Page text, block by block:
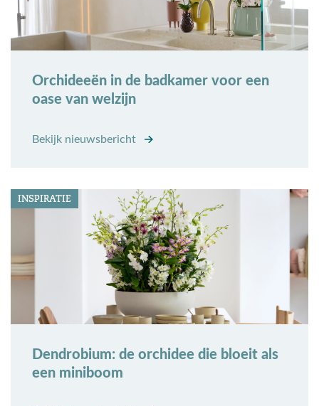
Orchideeën in de badkamer voor een
oase van welzijn
Bekijk nieuwsbericht
INSPIRATIE
Dendrobium: de orchidee die bloeit als
een miniboom